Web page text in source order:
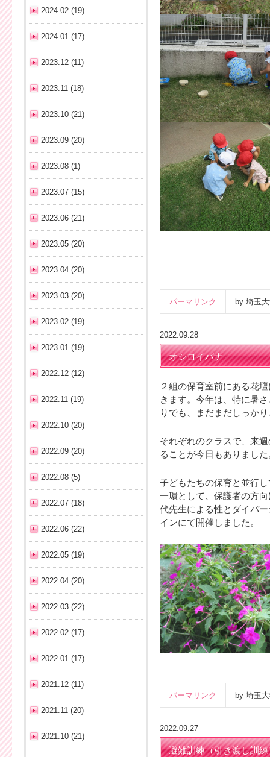
パーマリンク by 埼玉
2022.09.28
オシロイバナ
２組の保育室前にある花
きます。今年は、特に暑
りでも、まだまだしっか
それぞれのクラスで、来
ることが今日もありました
子どもたちの保育と並行
一環として、保護者の方
代先生による性とダイバ
インにて開催しました。
パーマリンク by 埼玉
2022.09.27
避難訓練（引き渡し訓練
2024.02 (19)
2024.01 (17)
2023.12 (11)
2023.11 (18)
2023.10 (21)
2023.09 (20)
2023.08 (1)
2023.07 (15)
2023.06 (21)
2023.05 (20)
2023.04 (20)
2023.03 (20)
2023.02 (19)
2023.01 (19)
2022.12 (12)
2022.11 (19)
2022.10 (20)
2022.09 (20)
2022.08 (5)
2022.07 (18)
2022.06 (22)
2022.05 (19)
2022.04 (20)
2022.03 (22)
2022.02 (17)
2022.01 (17)
2021.12 (11)
2021.11 (20)
2021.10 (21)